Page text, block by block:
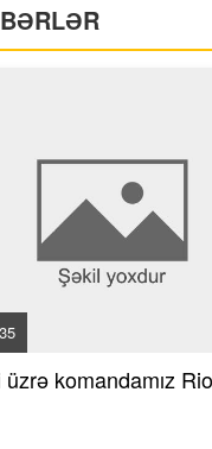
üzrə komandamız